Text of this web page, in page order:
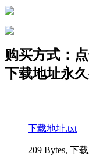
购买方式：
下载地址永久
下载地址.txt
209 Bytes, 下